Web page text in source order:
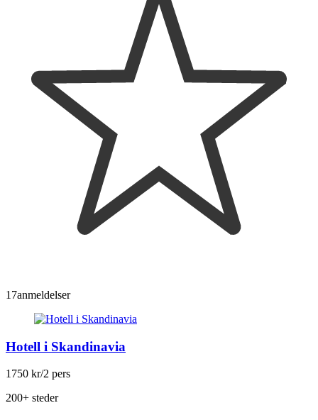
17anmeldelser
Hotell i Skandinavia
1750 kr/2 pers
200+ steder